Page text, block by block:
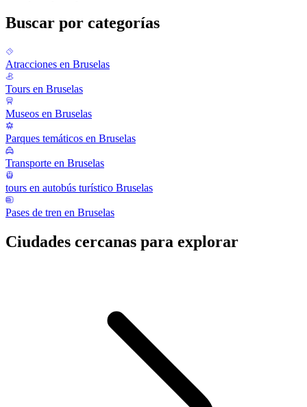
Buscar por categorías
Atracciones en Bruselas
Tours en Bruselas
Museos en Bruselas
Parques temáticos en Bruselas
Transporte en Bruselas
tours en autobús turístico Bruselas
Pases de tren en Bruselas
Ciudades cercanas para explorar